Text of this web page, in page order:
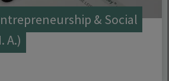
& Social
A.)